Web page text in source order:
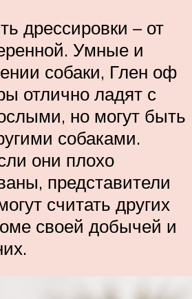
дрессировки – от
Умные и
собаки, Глен оф
отлично ладят с
но могут быть
собаками.
они плохо
представители
считать других
своей добычей и